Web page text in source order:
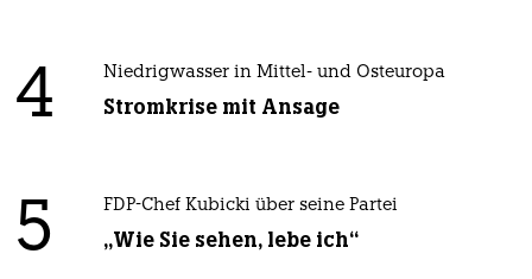
4 Niedrigwasser in Mittel- und Osteuropa
Stromkrise mit Ansage
5 FDP-Chef Kubicki über seine Partei
„Wie Sie sehen, lebe ich“